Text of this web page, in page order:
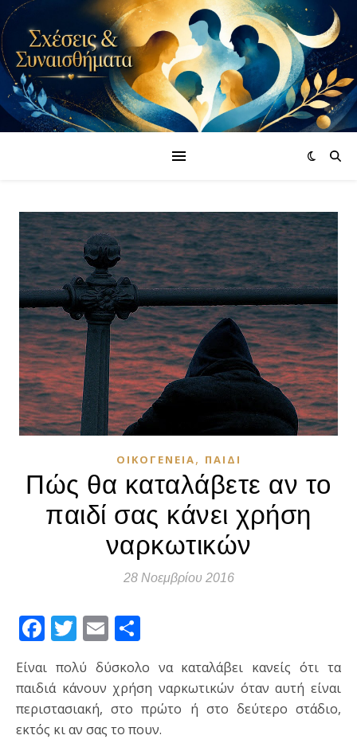
ΟΙΚΟΓΈΝΕΙΑ, ΠΑΙΔΊ
Πώς θα καταλάβετε αν το
παιδί σας κάνει χρήση
ναρκωτικών
28 Νοεμβρίου 2016
Facebook
Twitter
Email
Είναι πολύ δύσκολο να καταλάβει κανείς ότι τα
παιδιά κάνουν χρήση ναρκωτικών όταν αυτή είναι
περιστασιακή, στο πρώτο ή στο δεύτερο στάδιο,
εκτός κι αν σας το πουν.